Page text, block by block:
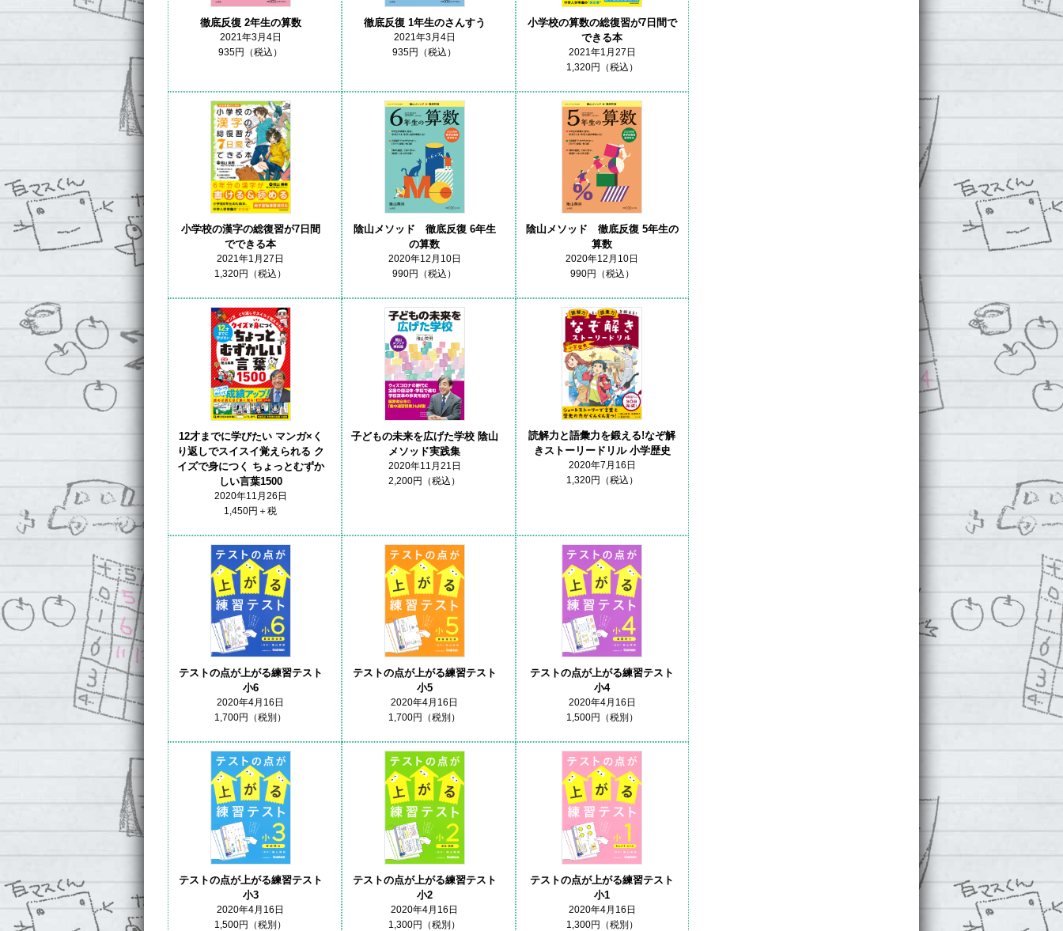
徹底反復 2年生の算数
2021年3月4日
935円（税込）
徹底反復 1年生のさんすう
2021年3月4日
935円（税込）
小学校の算数の総復習が7日間で
できる本
2021年1月27日
1,320円（税込）
小学校の漢字の総復習が7日間
でできる本
2021年1月27日
1,320円（税込）
陰山メソッド 徹底反復 6年生
の算数
2020年12月10日
990円（税込）
陰山メソッド 徹底反復 5年生の
算数
2020年12月10日
990円（税込）
12才までに学びたい マンガ×く
り返しでスイスイ覚えられる ク
イズで身につく ちょっとむずか
しい言葉1500
2020年11月26日
1,450円＋税
子どもの未来を広げた学校 陰山
メソッド実践集
2020年11月21日
2,200円（税込）
読解力と語彙力を鍛える!なぞ解
きストーリードリル 小学歴史
2020年7月16日
1,320円（税込）
テストの点が上がる練習テスト
小6
2020年4月16日
1,700円（税別）
テストの点が上がる練習テスト
小5
2020年4月16日
1,700円（税別）
テストの点が上がる練習テスト
小4
2020年4月16日
1,500円（税別）
テストの点が上がる練習テスト
小3
2020年4月16日
1,500円（税別）
テストの点が上がる練習テスト
小2
2020年4月16日
1,300円（税別）
テストの点が上がる練習テスト
小1
2020年4月16日
1,300円（税別）